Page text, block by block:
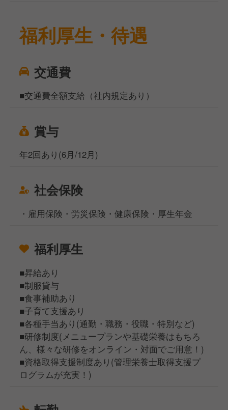
福利厚生・待遇
交通費
■交通費全額支給（社内規定あり）
賞与
年2回あり(6月/12月)
社会保険
・雇用保険・労災保険・健康保険・厚生年金
福利厚生
■昇給あり
■制服貸与
■食事補助あり
■子育て支援あり
■各種手当あり(通勤・職務・役職・特別など)
■研修制度(メニュープランや基礎栄養はもちろ
ん、様々な研修をオンライン・対面でご用意！)
■資格取得支援制度あり(管理栄養士取得支援プ
ログラムが充実！)